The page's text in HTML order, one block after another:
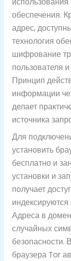
обеспечения.
адрес,
технология
шифрование
пользователя
Принцип
информации
делает
источника
Для
установить
бесплатно и
установки и
получает
Адреса в
случайных
безопасности.
браузера Tor